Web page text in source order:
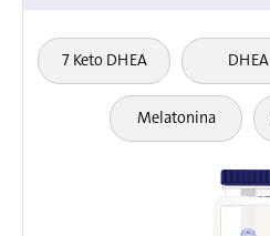
7 Keto DHEA DHEA
Melatonina